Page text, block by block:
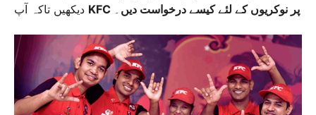
KFC پر نوکریوں کے لئے کیسے درخواست دیں ۔